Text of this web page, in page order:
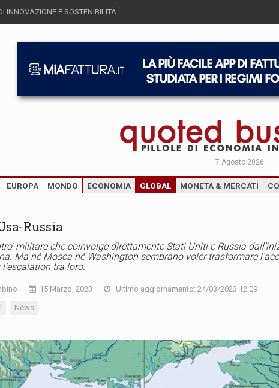
INNOVAZIONE E SOSTENIBILITÀ
7 Agosto 2026
EUROPA MONDO ECONOMIA GLOBAL MONETA & MERCATI
Russia
militare che coinvolge direttamente Stati Uniti e Russia
Ma né Mosca né Washington sembrano voler trasformare
tra loro.
15 Marzo, 2023 Ultimo aggiornamento: 24/03/2023 12:09
News